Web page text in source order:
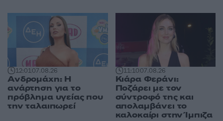
12:0107.08.26
Ανδρομάχη: Η
ανάρτηση για το
πρόβλημα υγείας που
την ταλαιπωρεί
11:1007.08.26
Κιάρα Φεράνι:
Ποζάρει με τον
σύντροφό της και
απολαμβάνει το
καλοκαίρι στην Ίμπιζα